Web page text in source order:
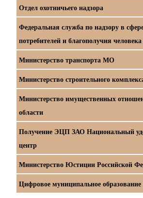
Отдел охотничьего надзора
Федеральная служба по надзору в
потребителей и благополучия человека
Министерство транспорта МО
Министерство строительного
Министерство имущественных
области
Получение ЭЦП ЗАО Национальный
центр
Министерство Юстиции Российской
Цифровое муниципальное образование